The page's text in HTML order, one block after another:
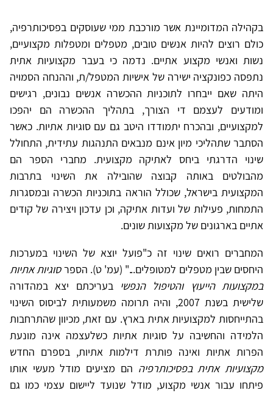
בקהילה המדומיינת אשר מורכבת ממי שעוסקים בפסיכותרפיה,
כולם רוצים להיות אנשים טובים, מטפלים ומטפלות מקצועיים,
נשות ואנשי מקצוע אתיים. נדמה כי בעבר מקצועיות אתית
נתפסה כפונקציה ישירה של אישיות המטפל/ת, וההנחה הסמויה
היתה שאם ייבחרו לתוכניות ההכשרה אנשים נבונים, רגישים
ומודעים לעצמם די הצורך, בתהליך ההכשרה הם יהפכו
למקצועיים, ובהכרח יתמודדו היטב גם עם סוגיות אתיות. כאשר
הסתבר שתהליכי מיון אינם מנבאים התנהגות עתידית, התחולל
שינוי הדרגתי ביחס לאתיקה מקצועית. מחברי הספר הם
מהבולטים באותה קבוצה שהובילה את השינוי בתרבות
המקצועית בישראל, שכולל הוראה בתוכניות הכשרה ובמסגרות
התמחות, פעילות של ועדות אתיקה, וכן עדכון ויצירה של קודים
אתיים בארגונים של מקצועות שונים.
המחברים רואים שינוי זה כ"פועל יוצא של השינוי במערכות
היחסים שבין מטפלים למטופלים..." (עמ' ט). הספרסוגיות אתיות
במקצועות הייעוץ והטיפול הנפשי בעריכתם יצא במהדורה
שלישית בשנת 2007, והיה תרומה משמעותית לביסוס השינוי
בהתייחסות למקצועיות אתית בארץ. עם זאת, מכיוון שהתרחבות
הלמידה והחשיבה על סוגיות אתיות כשלעצמה אינה מונעת
הפרות אתיות ואינה פותרת דילמות אתיות, בספרם החדש
מקצועיות אתית בפסיכותרפיה הם מציעים מודל מעשי אותו
פיתחו עבור אנשי מקצוע, מודל שנועד ליישום עצמי כמו גם